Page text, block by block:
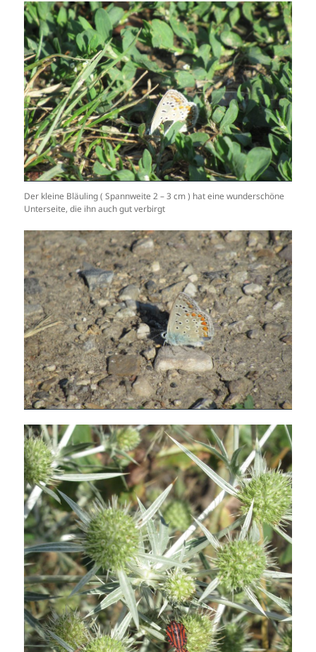
Der kleine Bläuling ( Spannweite 2 – 3 cm ) hat eine wunderschöne
Unterseite, die ihn auch gut verbirgt